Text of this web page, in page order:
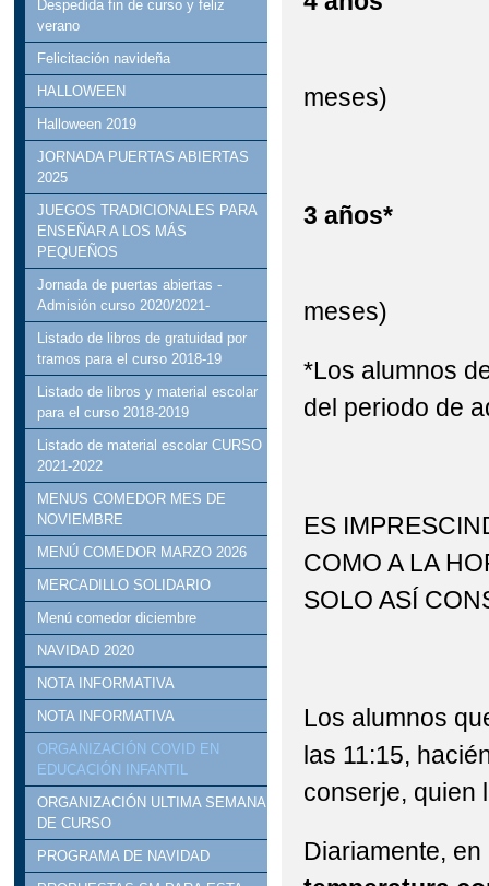
Despedida fin de curso y feliz
verano
Felicitación navideña
HALLOWEEN
Halloween 2019
JORNADA PUERTAS ABIERTAS
2025
JUEGOS TRADICIONALES PARA
ENSEÑAR A LOS MÁS
PEQUEÑOS
Jornada de puertas abiertas -
Admisión curso 2020/2021-
Listado de libros de gratuidad por
tramos para el curso 2018-19
Listado de libros y material escolar
para el curso 2018-2019
Listado de material escolar CURSO
2021-2022
MENUS COMEDOR MES DE
NOVIEMBRE
MENÚ COMEDOR MARZO 2026
MERCADILLO SOLIDARIO
Menú comedor diciembre
NAVIDAD 2020
NOTA INFORMATIVA
NOTA INFORMATIVA
ORGANIZACIÓN COVID EN
EDUCACIÓN INFANTIL
ORGANIZACIÓN ULTIMA SEMANA
DE CURSO
PROGRAMA DE NAVIDAD
meses)
3
meses)
*Los alumnos
del periodo de
ES
COMO A LA
SOLO ASÍ
Los alumnos
las 11:15,
conserje, quien
Diariamente,